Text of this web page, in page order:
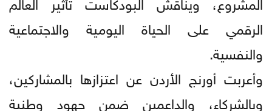
الرقمي على الحياة اليومية والاجتماعية
والنفسية.
وأعربت أورنج الأردن عن اعتزازها بالمشاركين،
وبالشركاء، والداعمين ضمن جهود وطنية